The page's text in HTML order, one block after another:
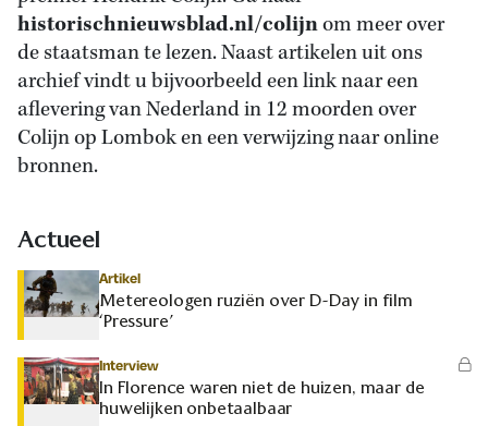
historischnieuwsblad.nl/colijnom meer over
de staatsman te lezen. Naast artikelen uit ons
archief vindt u bijvoorbeeld een link naar een
aflevering van Nederland in 12 moorden over
Colijn op Lombok en een verwijzing naar online
bronnen.
Actueel
Artikel
Metereologen ruziën over D-Day in film
‘Pressure’
Interview
In Florence waren niet de huizen, maar de
huwelijken onbetaalbaar